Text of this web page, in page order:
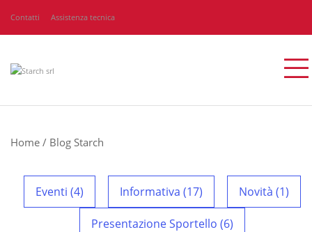
Contatti Assistenza tecnica
Home / Blog Starch
Eventi (4) Informativa (17) Novità (1)
Presentazione Sportello (6)